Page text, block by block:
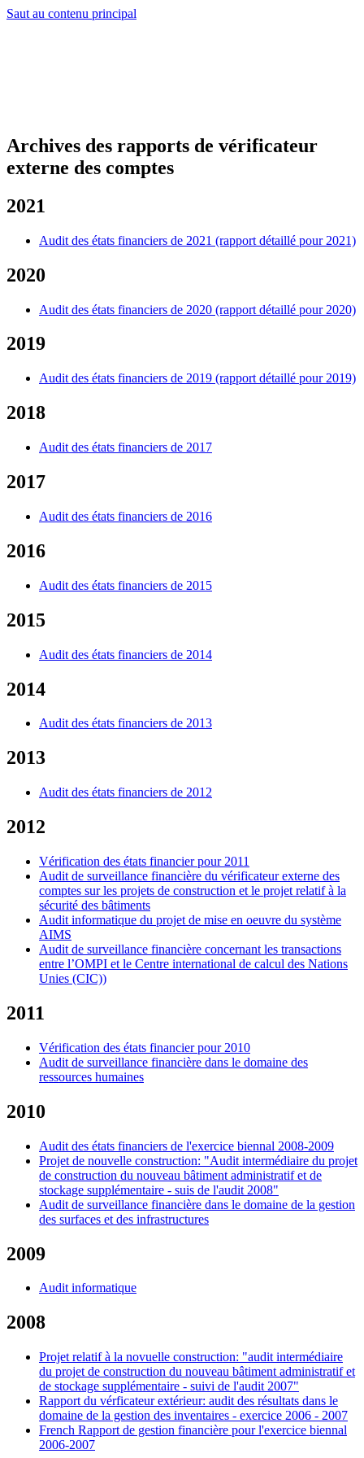
Saut au contenu principal
Archives des rapports de vérificateur
externe des comptes
2021
Audit des états financiers de 2021 (rapport détaillé pour 2021)
2020
Audit des états financiers de 2020 (rapport détaillé pour 2020)
2019
Audit des états financiers de 2019 (rapport détaillé pour 2019)
2018
Audit des états financiers de 2017
2017
Audit des états financiers de 2016
2016
Audit des états financiers de 2015
2015
Audit des états financiers de 2014
2014
Audit des états financiers de 2013
2013
Audit des états financiers de 2012
2012
Vérification des états financier pour 2011
Audit de surveillance financière du vérificateur externe des
comptes sur les projets de construction et le projet relatif à la
sécurité des bâtiments
Audit informatique du projet de mise en oeuvre du système
AIMS
Audit de surveillance financière concernant les transactions
entre l’OMPI et le Centre international de calcul des Nations
Unies (CIC))
2011
Vérification des états financier pour 2010
Audit de surveillance financière dans le domaine des
ressources humaines
2010
Audit des états financiers de l'exercice biennal 2008-2009
Projet de nouvelle construction: "Audit intermédiaire du projet
de construction du nouveau bâtiment administratif et de
stockage supplémentaire - suis de l'audit 2008"
Audit de surveillance financière dans le domaine de la gestion
des surfaces et des infrastructures
2009
Audit informatique
2008
Projet relatif à la novuelle construction: "audit intermédiaire
du projet de construction du nouveau bâtiment administratif et
de stockage supplémentaire - suivi de l'audit 2007"
Rapport du vérficateur extérieur: audit des résultats dans le
domaine de la gestion des inventaires - exercice 2006 - 2007
French Rapport de gestion financière pour l'exercice biennal
2006-2007